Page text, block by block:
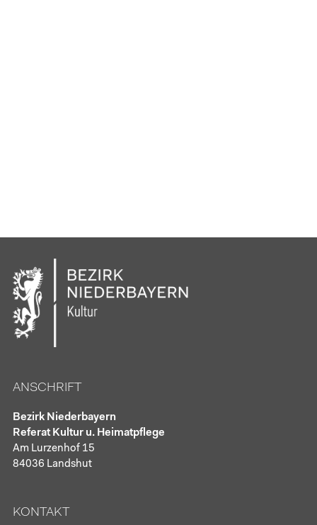
ANSCHRIFT
Bezirk Niederbayern
Referat Kultur u. Heimatpflege
Am Lurzenhof 15
84036 Landshut
KONTAKT